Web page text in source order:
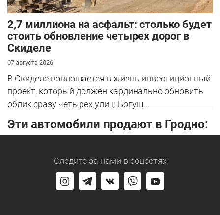
2,7 миллиона на асфальт: столько будет
стоить обновление четырех дорог в
Скиделе
07 августа 2026
В Скиделе воплощается в жизнь инвестиционный
проект, который должен кардинально обновить
облик сразу четырех улиц: Богуш...
Эти автомобили продают в Гродно:
Следите за нами в соцсетях